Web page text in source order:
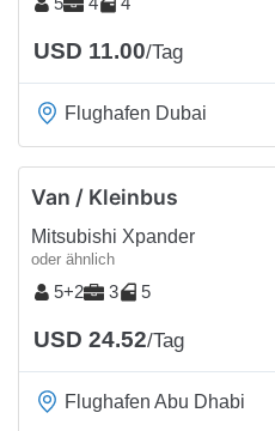
USD 11.00/Tag
Flughafen Dubai
Van / Kleinbus
Mitsubishi Xpander
oder ähnlich
5+2 3 5
USD 24.52/Tag
Flughafen Abu Dhabi